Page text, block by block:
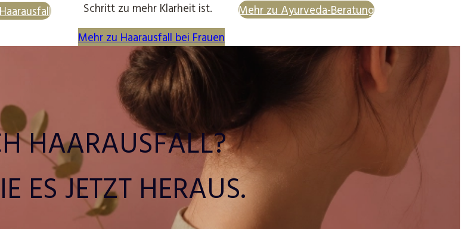
Schritt zu mehr Klarheit ist.
Mehr zu Haarausfall bei Frauen
Mehr zu Ayurveda-Beratung
HAARAUSFALL?
ES JETZT HERAUS.